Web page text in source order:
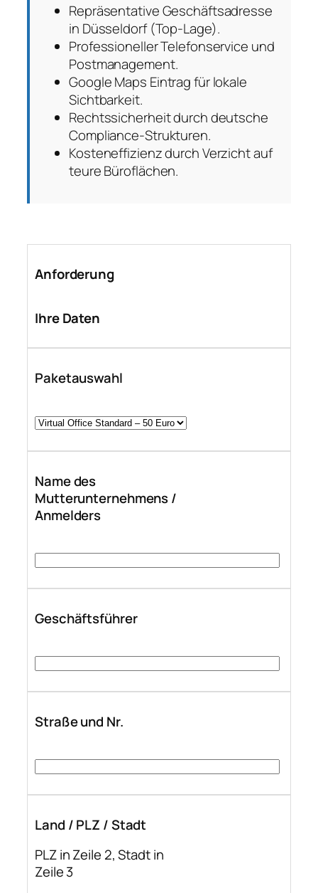
Repräsentative Geschäftsadresse
in Düsseldorf (Top-Lage).
Professioneller Telefonservice und
Postmanagement.
Google Maps Eintrag für lokale
Sichtbarkeit.
Rechtssicherheit durch deutsche
Compliance-Strukturen.
Kosteneffizienz durch Verzicht auf
teure Büroflächen.
Anforderung
Ihre Daten
Paketauswahl
Name des
Mutterunternehmens /
Anmelders
Geschäftsführer
Straße und Nr.
Land / PLZ / Stadt
PLZ in Zeile 2, Stadt in
Zeile 3